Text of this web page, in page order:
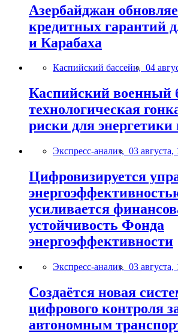
Азербайджан
кредитных гарантий
и Карабаха
Каспийский бассейн, 04
Каспийский военный
технологическая
риски для энергетики
Экспресс-анализ, 03 августа,
Цифровизируется
усиливается
устойчивость Фонда
энергоэффективности
Экспресс-анализ, 03 августа,
Создаётся новая
цифрового контроля
автономным